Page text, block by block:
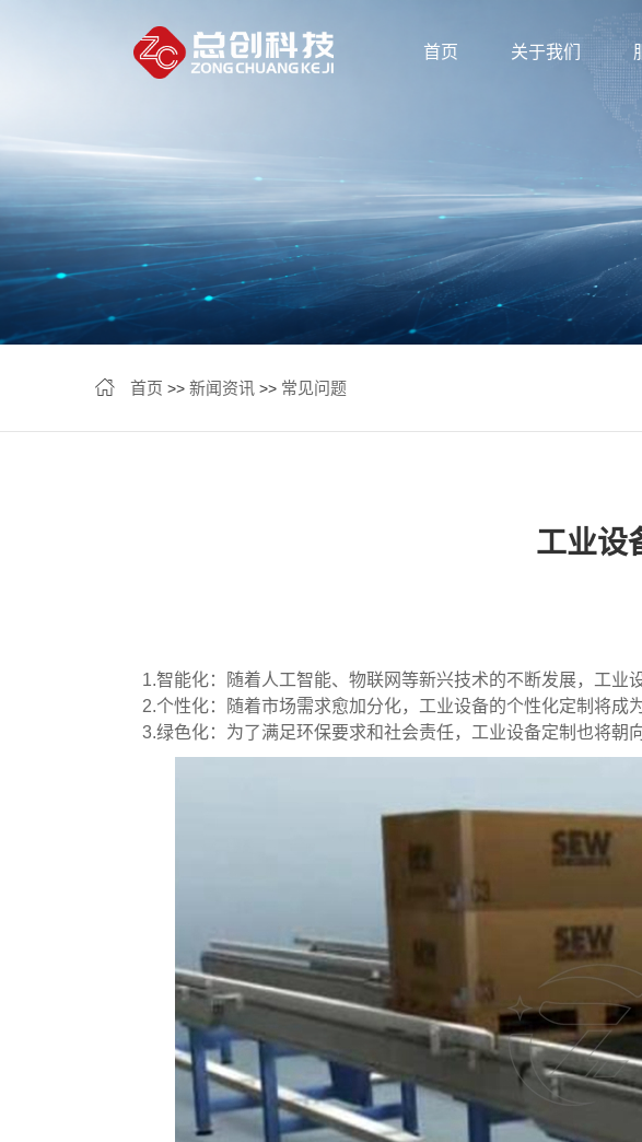
首页 关于我们
首页 >> 新闻资讯 >> 常见问题
工业设
1.智能化：随着人工智能、物联网等新兴技术的不断发展，工业
2.个性化：随着市场需求愈加分化，工业设备的个性化定制将成
3.绿色化：为了满足环保要求和社会责任，工业设备定制也将朝